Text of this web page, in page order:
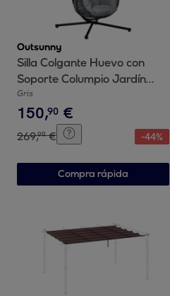
Outsunny
Silla Colgante Huevo con
Soporte Columpio Jardín
Exterior con Cesta Plegable
Cojín y Reposacabezas
Columpio Colgante para
Interior y Exterior Carga 120
kg Gris
Gris
150,90 €
269,99 € -44%
Compra rápida